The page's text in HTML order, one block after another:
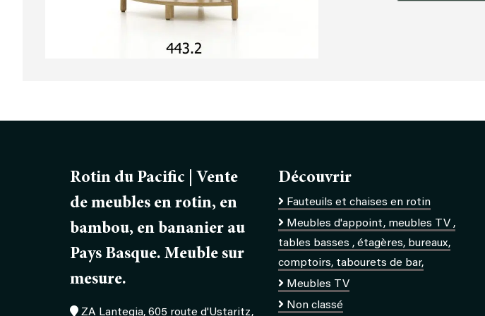
Rotin du Pacific | Vente
de meubles en rotin, en
bambou, en bananier au
Pays Basque. Meuble sur
mesure.
ZA Lantegia, 605 route d'Ustaritz,
Découvrir
Fauteuils et chaises en rotin
Meubles d'appoint, meubles TV ,
tables basses , étagères, bureaux,
comptoirs, tabourets de bar,
Meubles TV
Non classé